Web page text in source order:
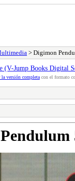
> Digimon
(V-Jump Books Digital
la versión completa con el formato